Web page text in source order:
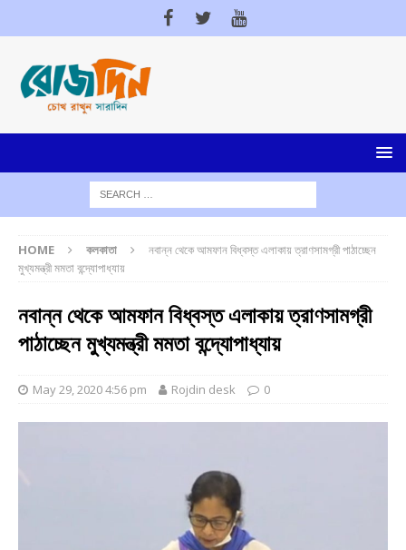
HOME কলকাতা
নবান্ন থেকে আমফান বিধ্বস্ত এলাকায় ত্রাণসামগ্রী পাঠাচ্ছেন
মুখ্যমন্ত্রী মমতা বন্দ্যোপাধ্যায়
নবান্ন থেকে আমফান বিধ্বস্ত এলাকায় ত্রাণসামগ্রী
পাঠাচ্ছেন মুখ্যমন্ত্রী মমতা বন্দ্যোপাধ্যায়
May 29, 2020 4:56 pm Rojdin desk 0